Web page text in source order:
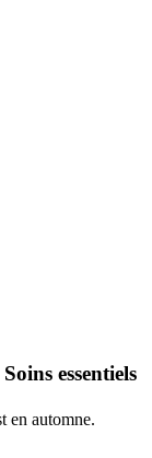
Soins essentiels
en automne.